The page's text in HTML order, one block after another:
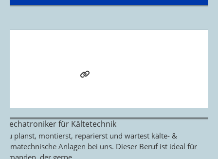
Mechatroniker für Kältetechnik
Du planst, montierst, reparierst und wartest kälte- &
klimatechnische Anlagen bei uns. Dieser Beruf ist ideal für
jemanden, der gerne